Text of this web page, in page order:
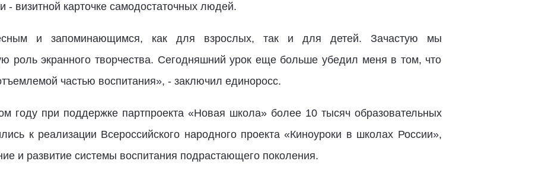
- визитной карточке самодостаточных людей.
и запоминающимся, как для взрослых, так и для детей. Зачастую мы
роль экранного творчества. Сегодняшний урок еще больше убедил меня в том, что
частью воспитания», - заключил единоросс.
году при поддержке партпроекта «Новая школа» более 10 тысяч образовательных
к реализации Всероссийского народного проекта «Киноуроки в школах России»,
и развитие системы воспитания подрастающего поколения.